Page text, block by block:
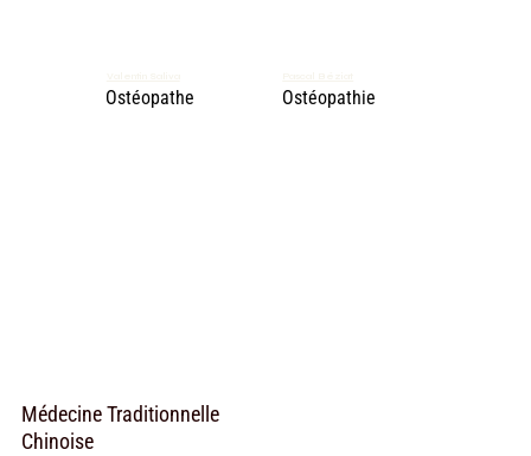
Ostéopathe Ostéopathie
Médecine Traditionnelle
Chinoise